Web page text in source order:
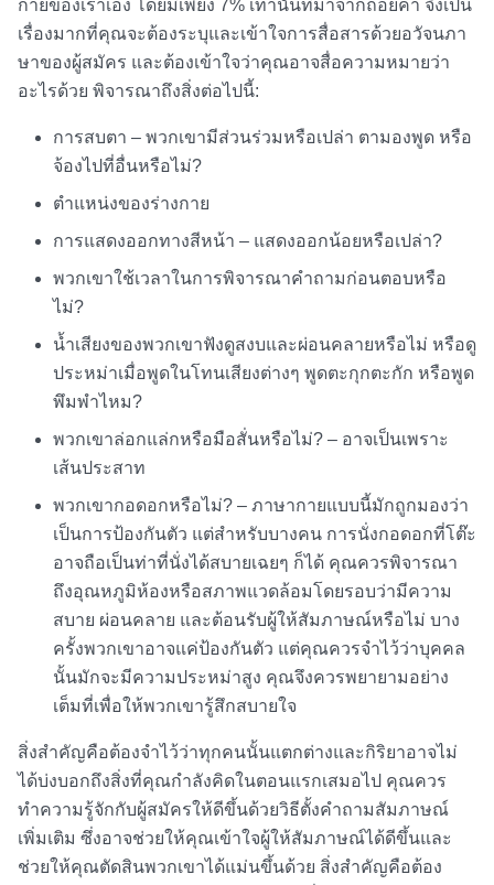
กายของเราเอง โดยมีเพียง 7% เท่านั้นที่มาจากถ้อยคำ จึงเป็น
เรื่องมากที่คุณจะต้องระบุและเข้าใจการสื่อสารด้วยอวัจนภา
ษาของผู้สมัคร และต้องเข้าใจว่าคุณอาจสื่อความหมายว่า
อะไรด้วย พิจารณาถึงสิ่งต่อไปนี้:
การสบตา – พวกเขามีส่วนร่วมหรือเปล่า ตามองพูด หรือ
จ้องไปที่อื่นหรือไม่?
ตำแหน่งของร่างกาย
การแสดงออกทางสีหน้า – แสดงออกน้อยหรือเปล่า?
พวกเขาใช้เวลาในการพิจารณาคำถามก่อนตอบหรือ
ไม่?
น้ำเสียงของพวกเขาฟังดูสงบและผ่อนคลายหรือไม่ หรือดู
ประหม่าเมื่อพูดในโทนเสียงต่างๆ พูดตะกุกตะกัก หรือพูด
พึมพำไหม?
พวกเขาล่อกแล่กหรือมือสั่นหรือไม่? – อาจเป็นเพราะ
เส้นประสาท
พวกเขากอดอกหรือไม่? – ภาษากายแบบนี้มักถูกมองว่า
เป็นการป้องกันตัว แต่สำหรับบางคน การนั่งกอดอกที่โต๊ะ
อาจถือเป็นท่าที่นั่งได้สบายเฉยๆ ก็ได้ คุณควรพิจารณา
ถึงอุณหภูมิห้องหรือสภาพแวดล้อมโดยรอบว่ามีความ
สบาย ผ่อนคลาย และต้อนรับผู้ให้สัมภาษณ์หรือไม่ บาง
ครั้งพวกเขาอาจแค่ป้องกันตัว แต่คุณควรจำไว้ว่าบุคคล
นั้นมักจะมีความประหม่าสูง คุณจึงควรพยายามอย่าง
เต็มที่เพื่อให้พวกเขารู้สึกสบายใจ
สิ่งสำคัญคือต้องจำไว้ว่าทุกคนนั้นแตกต่างและกิริยาอาจไม่
ได้บ่งบอกถึงสิ่งที่คุณกำลังคิดในตอนแรกเสมอไป คุณควร
ทำความรู้จักกับผู้สมัครให้ดีขึ้นด้วยวิธีตั้งคำถามสัมภาษณ์
เพิ่มเติม ซึ่งอาจช่วยให้คุณเข้าใจผู้ให้สัมภาษณ์ได้ดีขึ้นและ
ช่วยให้คุณตัดสินพวกเขาได้แม่นขึ้นด้วย สิ่งสำคัญคือต้อง